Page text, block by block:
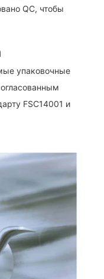
QC, чтобы
упаковочные
FSC14001 и